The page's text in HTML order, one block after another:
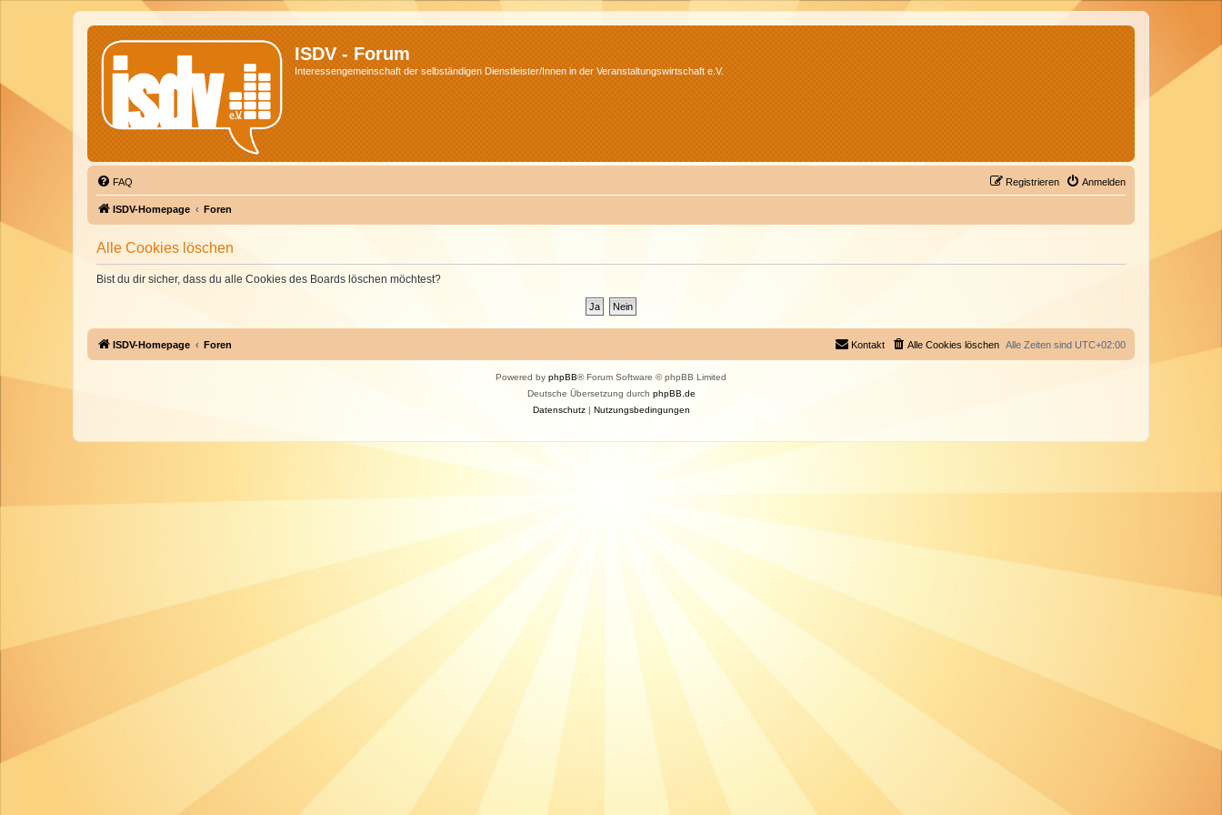
ISDV - Forum
Interessengemeinschaft der selbständigen Dienstleister/Innen in der Veranstaltungswirtschaft e.V.
FAQ Anmelden
Registrieren
ISDV-Homepage Foren
Alle Cookies löschen
Bist du dir sicher, dass du alle Cookies des Boards löschen möchtest?
ISDV-Homepage Foren Alle Zeiten sind UTC+02:00
Alle Cookies löschen
Kontakt
Powered by phpBB® Forum Software © phpBB Limited
Deutsche Übersetzung durch phpBB.de
Datenschutz| Nutzungsbedingungen